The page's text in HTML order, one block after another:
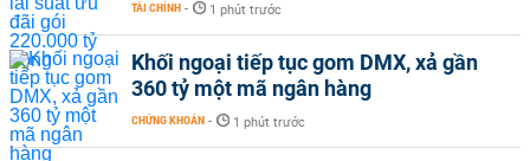
TÀI CHÍNH - 1 phút trước
Khối ngoại tiếp tục gom DMX, xả gần
360 tỷ một mã ngân hàng
CHỨNG KHOÁN - 1 phút trước